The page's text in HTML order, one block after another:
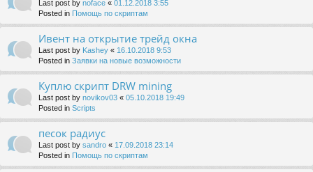
Last post by noface « 01.12.2018 3:55
Posted in Помощь по скриптам
Ивент на открытие трейд окна
Last post by Kashey « 16.10.2018 9:53
Posted in Заявки на новые возможности
Куплю скрипт DRW mining
Last post by novikov03 « 05.10.2018 19:49
Posted in Scripts
песок радиус
Last post by sandro « 17.09.2018 23:14
Posted in Помощь по скриптам